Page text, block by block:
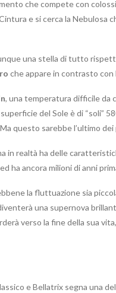
che compete con
e si cerca la Nebulosa
una stella di tutto
che appare in contrasto
, una temperatura difficile da
del Sole è di “soli”
questo sarebbe l’ultimo dei
in realtà ha delle
ha ancora milioni di anni
la fluttuazione sia
una supernova
verso la fine della sua
e Bellatrix segna una